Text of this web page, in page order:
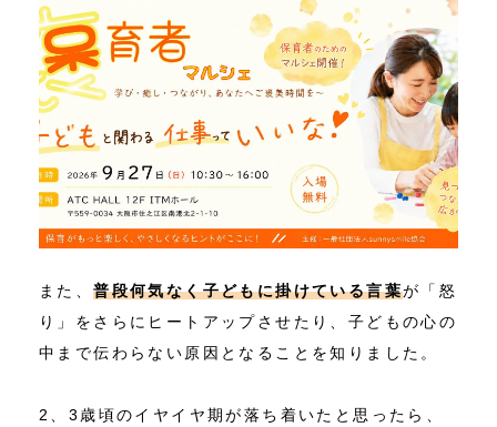
また、普段何気なく子どもに掛けている言葉が「怒
り」をさらにヒートアップさせたり、子どもの心の
中まで伝わらない原因となることを知りました。
2、3歳頃のイヤイヤ期が落ち着いたと思ったら、